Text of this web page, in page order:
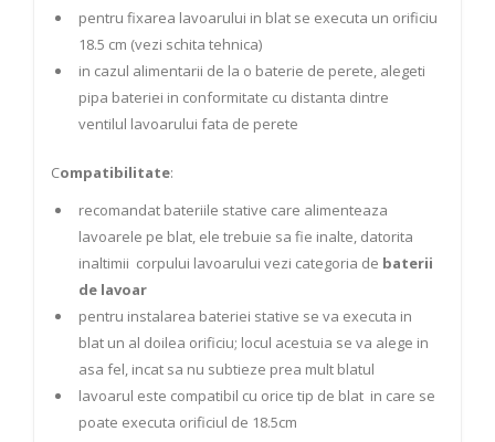
pentru fixarea lavoarului in blat se executa un orificiu
18.5 cm (vezi schita tehnica)
in cazul alimentarii de la o baterie de perete, alegeti
pipa bateriei in conformitate cu distanta dintre
ventilul lavoarului fata de perete
​Compatibilitate:
recomandat bateriile stative care alimenteaza
lavoarele pe blat, ele trebuie sa fie inalte, datorita
inaltimii corpului lavoarului vezi categoria de baterii
de lavoar
pentru instalarea bateriei stative se va executa in
blat un al doilea orificiu; locul acestuia se va alege in
asa fel, incat sa nu subtieze prea mult blatul
lavoarul este compatibil cu orice tip de blat in care se
poate executa orificiul de 18.5cm